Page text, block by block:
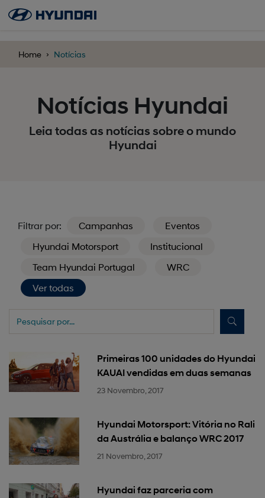
Home Notícias
Notícias Hyundai
Leia todas as notícias sobre o mundo
Hyundai
Filtrar por: Campanhas
Eventos
Hyundai Motorsport
Institucional
Team Hyundai Portugal
WRC
Ver todas
Primeiras 100 unidades do Hyundai
KAUAI vendidas em duas semanas
23 Novembro, 2017
Hyundai Motorsport: Vitória no Rali
da Austrália e balanço WRC 2017
21 Novembro, 2017
Hyundai faz parceria com